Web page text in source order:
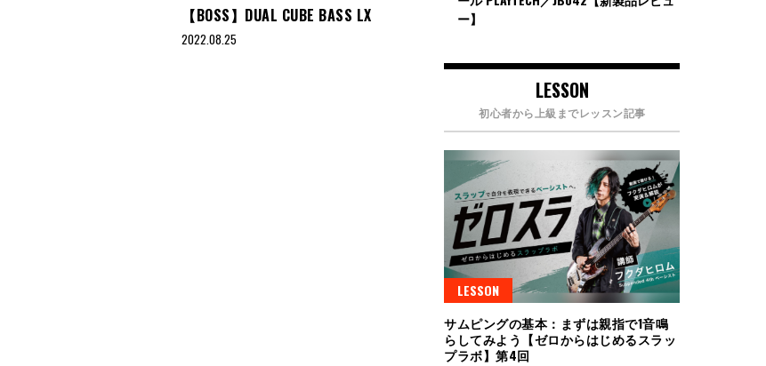
【BOSS】DUAL CUBE BASS LX
2022.08.25
ー】
LESSON
初心者から上級までレッスン記事
LESSON
サムピングの基本：まずは親指で1音鳴
らしてみよう【ゼロからはじめるスラッ
プラボ】第4回